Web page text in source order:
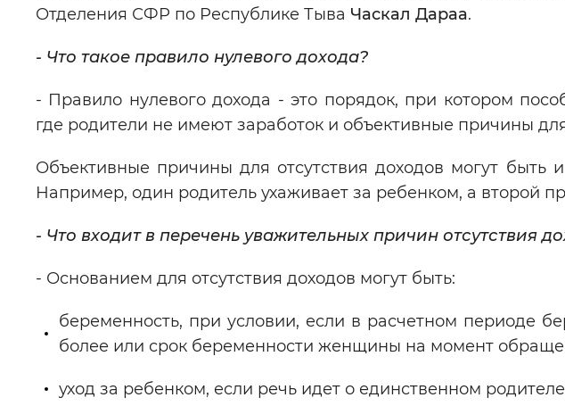
Вернуть стандартные настройки
Отделения СФР по Республике Тыва Часкал Дараа.
- Что такое правило нулевого дохода?
- Правило нулевого дохода - это порядок, при котором
где родители не имеют заработок и объективные причины для
Объективные причины для отсутствия доходов могут быть
Например, один родитель ухаживает за ребенком, а второй
- Что входит в перечень уважительных причин отсутствия
- Основанием для отсутствия доходов могут быть:
беременность, при условии, если в расчетном периоде
более или срок беременности женщины на момент
уход за ребенком, если речь идет о единственном